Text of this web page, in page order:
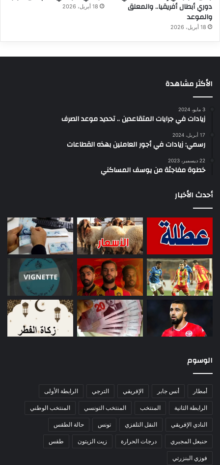
دوري أبطال أفريقيا.. والمعلق
والموعد
18 أبريل، 2026
18 أبريل، 2026
الأكثر مشاهدة
3 مايو، 2024
زيادات في جرايات المتقاعدين .. تحديد موعد الصرف
17 أبريل، 2024
رسمي: زيادات في أجور العاملين بهذه القطاعات
22 ديسمبر، 2023
خطوة مفاجئة من يوسف المساكني
أحدث الأخبار
الوسوم
أمطار أنس جابر الإفريقي الترجي الرابطة الأولى
الرابطة الثانية المنتخب المنتخب التونسي المنتخب الوطني
النادي الإفريقي النقل التلفزي تونس حالة الطقس
حنبعل المجبري درجات الحرارة زيت الزيتون طقس
فوزي البنزرتي